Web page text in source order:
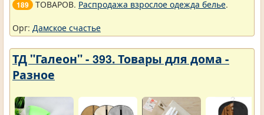
189 ТОВАРОВ. Распродажа взрослое одежда белье.
Орг: Дамское счастье
ТД "Галеон" - 393. Товары для дома -
Разное